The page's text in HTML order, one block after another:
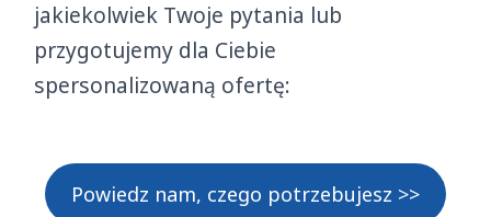
jakiekolwiek Twoje pytania lub
przygotujemy dla Ciebie
spersonalizowaną ofertę:
Powiedz nam, czego potrzebujesz >>